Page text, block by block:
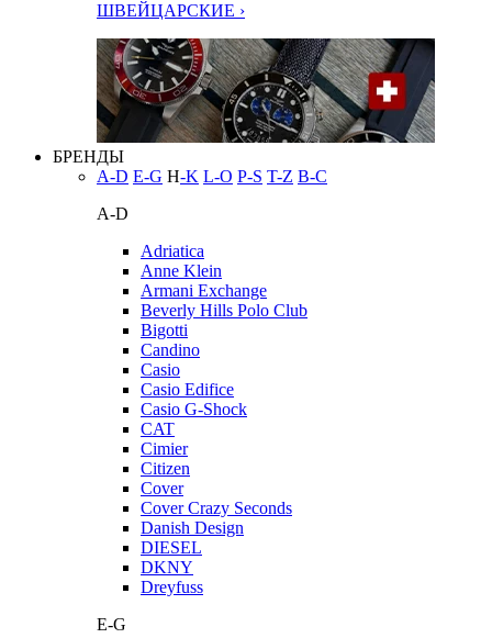
ШВЕЙЦАРСКИЕ ›
БРЕНДЫ
A-D E-G H-K L-O P-S T-Z В-С
A-D
Adriatica
Anne Klein
Armani Exchange
Beverly Hills Polo Club
Bigotti
Candino
Casio
Casio Edifice
Casio G-Shock
CAT
Cimier
Citizen
Cover
Cover Crazy Seconds
Danish Design
DIESEL
DKNY
Dreyfuss
E-G